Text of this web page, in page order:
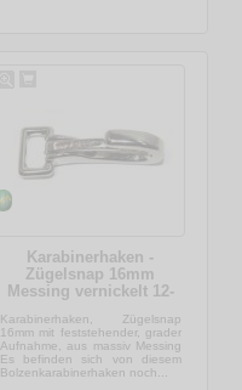
Karabinerhaken -
Zügelsnap 16mm
Messing vernickelt 12-
Karabinerhaken, Zügelsnap
16mm mit feststehender, grader
Aufnahme, aus massiv Messing
Es befinden sich von diesem
Bolzenkarabinerhaken noch...